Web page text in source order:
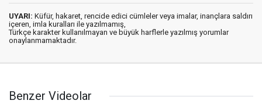
UYARI: Küfür, hakaret, rencide edici cümleler veya imalar, inançlara saldırı
içeren, imla kuralları ile yazılmamış,
Türkçe karakter kullanılmayan ve büyük harflerle yazılmış yorumlar
onaylanmamaktadır.
Benzer Videolar